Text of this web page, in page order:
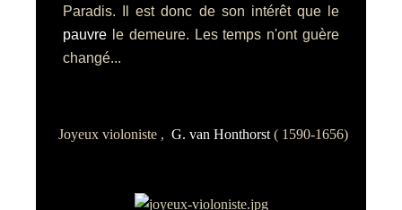
Paradis. Il est donc de son intérêt que le
pauvre le demeure. Les temps n'ont guère
changé...
Joyeux violoniste , G. van Honthorst ( 1590-1656)